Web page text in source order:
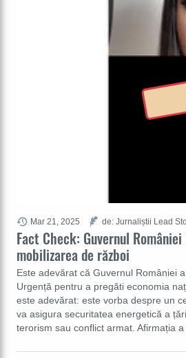
Fact Check: Guvernul
mobilizarea de război
Este adevărat că Guvernul României
Urgență pentru a pregăti economia
este adevărat: este vorba despre un
va asigura securitatea energetică a
terorism sau conflict armat. Afirmația
Mar 21, 2025 de: Jurnaliștii Lead